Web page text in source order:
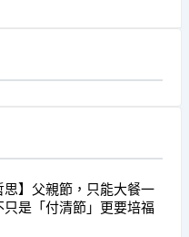
思】父親節，只能大餐一
只是「付清節」更要培福